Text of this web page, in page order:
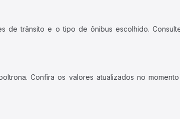
trânsito e o tipo de ônibus escolhido.
Confira os valores atualizados no